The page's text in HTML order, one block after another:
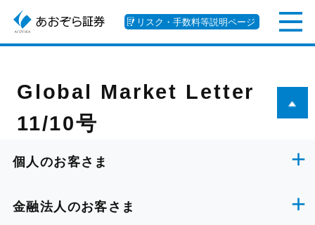
リスク・手数料等説明ページ
Global Market Letter
11/10号
個人のお客さま
金融法人のお客さま